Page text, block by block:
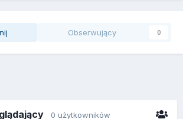
Obserwujący 0
0 użytkowników